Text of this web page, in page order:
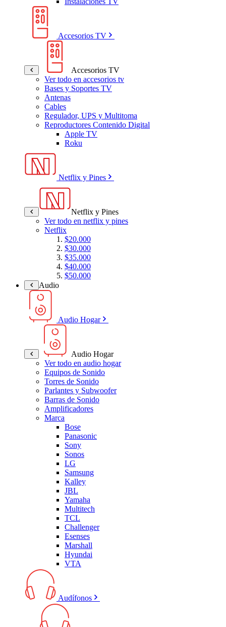
Accesorios TV
Accesorios TV
Ver todo en accesorios tv
Bases y Soportes TV
Antenas
Cables
Regulador, UPS y Multitoma
Reproductores Contenido Digital
Apple TV
Roku
Netflix y Pines
Netflix y Pines
Ver todo en netflix y pines
Netflix
$20.000
$30.000
$35.000
$40.000
$50.000
Audio
Audio Hogar
Audio Hogar
Ver todo en audio hogar
Equipos de Sonido
Torres de Sonido
Parlantes y Subwoofer
Barras de Sonido
Amplificadores
Marca
Bose
Panasonic
Sony
Sonos
LG
Samsung
Kalley
JBL
Yamaha
Multitech
TCL
Challenger
Esenses
Marshall
Hyundai
VTA
Audífonos